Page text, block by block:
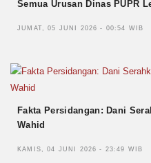
Semua Urusan Dinas PUPR
JUMAT, 05 JUNI 2026 - 00:54 WIB
Fakta Persidangan: Dani
Wahid
KAMIS, 04 JUNI 2026 - 23:49 WIB